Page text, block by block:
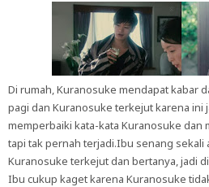
Di rumah, Kuranosuke mendapat kabar
pagi dan Kuranosuke terkejut karena ini
memperbaiki kata-kata Kuranosuke dan
tapi tak pernah terjadi.Ibu senang sekali
Kuranosuke terkejut dan bertanya, jadi
Ibu cukup kaget karena Kuranosuke